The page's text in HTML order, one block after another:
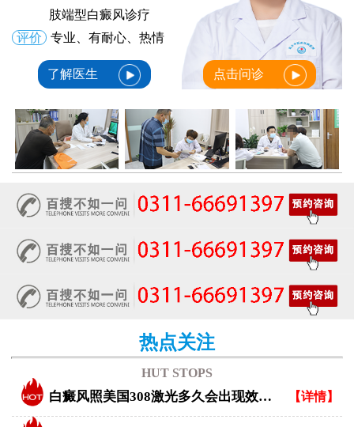
肢端型白癜风诊疗
评价
专业、有耐心、热情
了解医生 点击问诊
热点关注
HUT STOPS
白癜风照美国308激光多久会出现效果？ 【详情】